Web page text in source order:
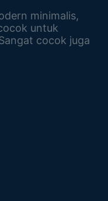
minimalis,
untuk
cocok juga